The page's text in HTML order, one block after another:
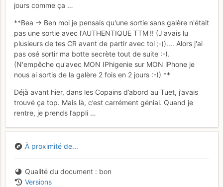
jours comme ça …
**Bea -> Ben moi je pensais qu'une sortie sans galère n'était
pas une sortie avec l'AUTHENTIQUE TTM !! (J'avais lu
plusieurs de tes CR avant de partir avec toi ;-)).... Alors j'ai
pas osé sortir ma botte secrète tout de suite :-).
(N'empêche qu'avec MON IPhigenie sur MON iPhone je
nous ai sortis de la galère 2 fois en 2 jours :-)) **
Déjà avant hier, dans les Copains d’abord au Tuet, j’avais
trouvé ça top. Mais là, c’est carrément génial. Quand je
rentre, je prends l’appli …
À proximité de...
Qualité du document
bon
Versions